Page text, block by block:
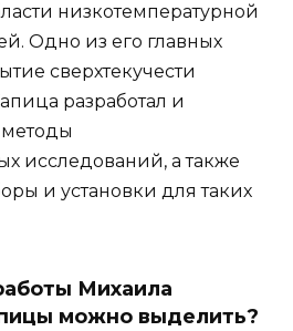
низкотемпературной
Одно из его главных
сверхтекучести
разработал и
исследований, а также
и установки для таких
Михаила
можно выделить?